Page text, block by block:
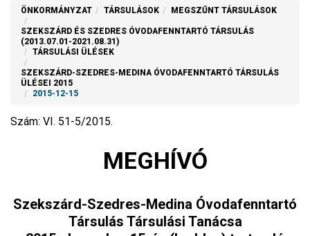
ÖNKORMÁNYZAT TÁRSULÁSOK MEGSZŰNT TÁRSULÁSOK
SZEKSZÁRD ÉS SZEDRES ÓVODAFENNTARTÓ TÁRSULÁS
(2013.07.01-2021.08.31)
TÁRSULÁSI ÜLÉSEK
SZEKSZÁRD-SZEDRES-MEDINA ÓVODAFENNTARTÓ TÁRSULÁS
ÜLÉSEI 2015
2015-12-15
Szám: VI. 51-5/2015.
MEGHÍVÓ
Szekszárd-Szedres-Medina Óvodafenntartó
Társulás Társulási Tanácsa